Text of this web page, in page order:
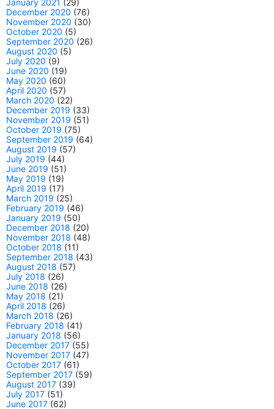
January 2021 (29)
December 2020 (76)
November 2020 (30)
October 2020 (5)
September 2020 (26)
August 2020 (5)
July 2020 (9)
June 2020 (19)
May 2020 (60)
April 2020 (57)
March 2020 (22)
December 2019 (33)
November 2019 (51)
October 2019 (75)
September 2019 (64)
August 2019 (57)
July 2019 (44)
June 2019 (51)
May 2019 (19)
April 2019 (17)
March 2019 (25)
February 2019 (46)
January 2019 (50)
December 2018 (20)
November 2018 (48)
October 2018 (11)
September 2018 (43)
August 2018 (57)
July 2018 (26)
June 2018 (26)
May 2018 (21)
April 2018 (26)
March 2018 (26)
February 2018 (41)
January 2018 (56)
December 2017 (55)
November 2017 (47)
October 2017 (61)
September 2017 (59)
August 2017 (39)
July 2017 (51)
June 2017 (62)